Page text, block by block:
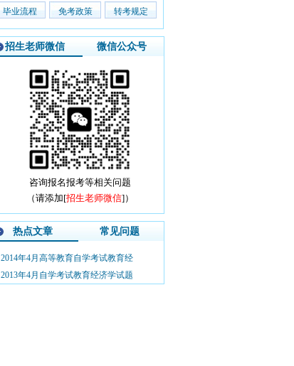
毕业流程 免考政策 转考规定
招生老师微信 微信公众号
咨询报名报考等相关问题
（请添加[招生老师微信]）
热点文章 常见问题
2014年4月高等教育自学考试教育经
2013年4月自学考试教育经济学试题